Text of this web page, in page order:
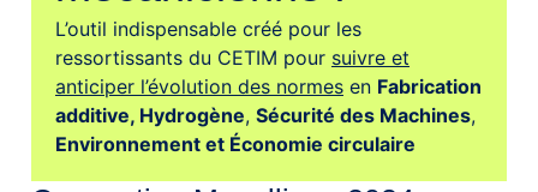
L’outil indispensable créé pour les
ressortissants du CETIM pour suivre et
anticiper l’évolution des normes en Fabrication
additive, Hydrogène, Sécurité des Machines,
Environnement et Économie circulaire